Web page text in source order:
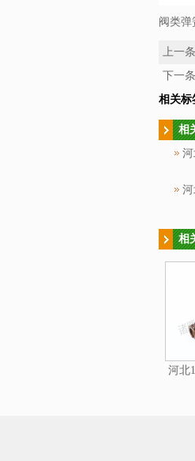
阀类
上一
下一
相关标
相
相
河北